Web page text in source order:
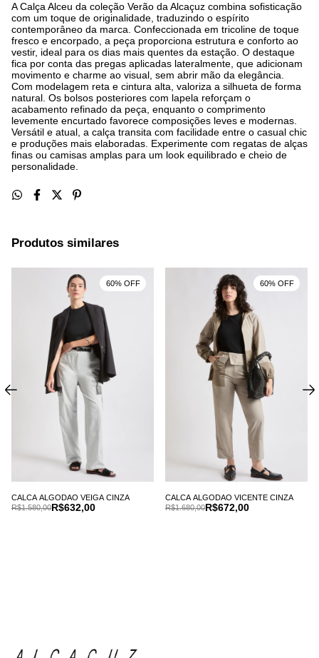
A Calça Alceu da coleção Verão da Alcaçuz combina sofisticação
com um toque de originalidade, traduzindo o espírito
contemporâneo da marca. Confeccionada em tricoline de toque
fresco e encorpado, a peça proporciona estrutura e conforto ao
vestir, ideal para os dias mais quentes da estação. O destaque
fica por conta das pregas aplicadas lateralmente, que adicionam
movimento e charme ao visual, sem abrir mão da elegância.
Com modelagem reta e cintura alta, valoriza a silhueta de forma
natural. Os bolsos posteriores com lapela reforçam o
acabamento refinado da peça, enquanto o comprimento
levemente encurtado favorece composições leves e modernas.
Versátil e atual, a calça transita com facilidade entre o casual chic
e produções mais elaboradas. Experimente com regatas de alças
finas ou camisas amplas para um look equilibrado e cheio de
personalidade.
Produtos similares
CALCA ALGODAO VEIGA CINZA
R$632,00
R$1.580,00
60% OFF
CALCA ALGODAO VICENTE CINZA
R$672,00
R$1.680,00
60% OFF